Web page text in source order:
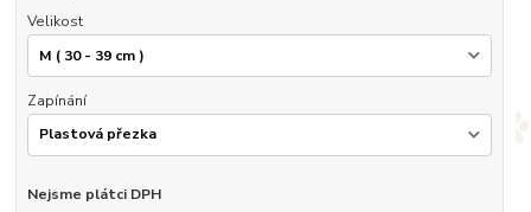
Velikost
Zapínání
Nejsme plátci DPH